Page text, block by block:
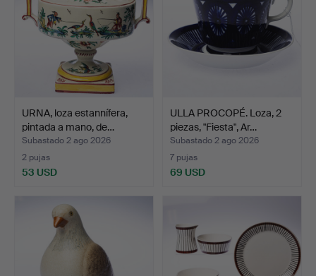
URNA, loza estannífera,
pintada a mano, de…
Subastado 2 ago 2026
2 pujas
53 USD
ULLA PROCOPÉ. Loza, 2
piezas, "Fiesta", Ar…
Subastado 2 ago 2026
7 pujas
69 USD